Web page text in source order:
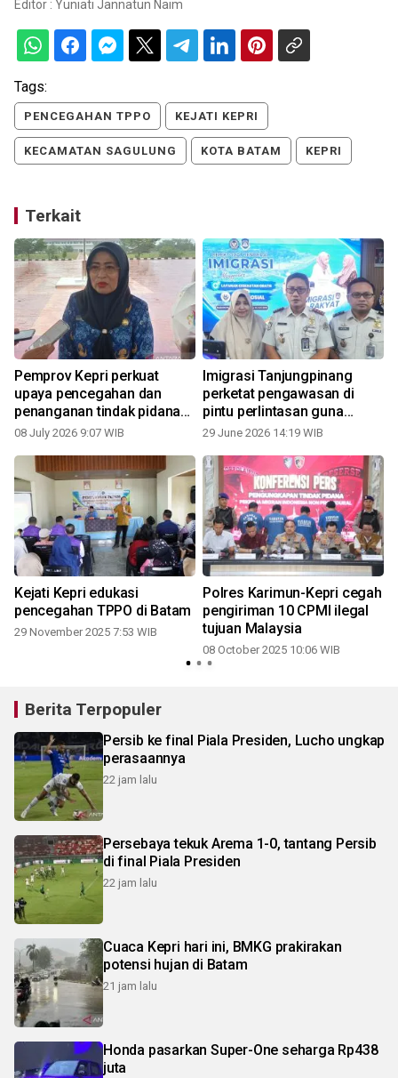
Editor : Yuniati Jannatun Naim
Tags:
PENCEGAHAN TPPO KEJATI KEPRI
KECAMATAN SAGULUNG KOTA BATAM KEPRI
Terkait
Pemprov Kepri perkuat
upaya pencegahan dan
penanganan tindak pidana
perdagangan orang
08 July 2026 9:07 WIB
Imigrasi Tanjungpinang
perketat pengawasan di
pintu perlintasan guna
cegah TPPO
29 June 2026 14:19 WIB
Kejati Kepri edukasi
pencegahan TPPO di Batam
29 November 2025 7:53 WIB
Polres Karimun-Kepri cegah
pengiriman 10 CPMI ilegal
tujuan Malaysia
08 October 2025 10:06 WIB
Berita Terpopuler
Persib ke final Piala Presiden, Lucho ungkap
perasaannya
22 jam lalu
Persebaya tekuk Arema 1-0, tantang Persib
di final Piala Presiden
22 jam lalu
Cuaca Kepri hari ini, BMKG prakirakan
potensi hujan di Batam
21 jam lalu
Honda pasarkan Super-One seharga Rp438
juta